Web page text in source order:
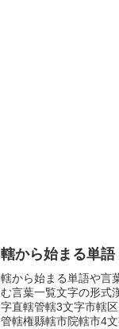
轄から始まる単語
轄から始まる単語や言
む言葉一覧文字の形式
字直轄管轄3文字市轄
管轄権縣轄市院轄市4